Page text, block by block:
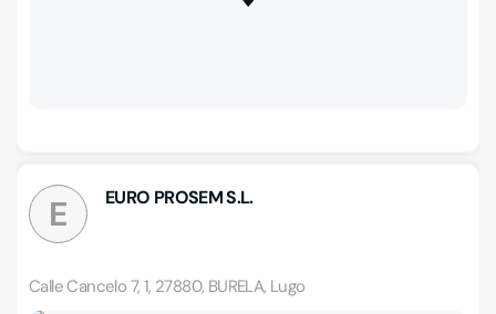
E EURO PROSEM S.L.
Calle Cancelo 7, 1, 27880, BURELA, Lugo